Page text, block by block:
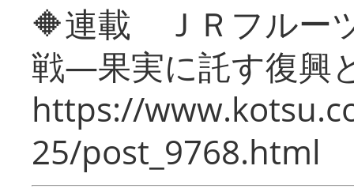
🔶連載 ＪＲフルー
戦―果実に託す復興
https://
25/post_9768.html